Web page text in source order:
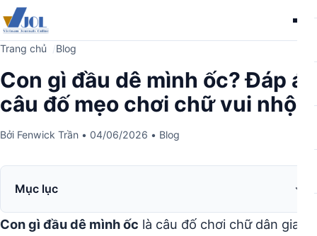
Trang chủ Blog
Con gì đầu dê mình ốc? Đáp án
câu đố mẹo chơi chữ vui nhộn
Bởi Fenwick Trần • 04/06/2026 • Blog
Mục lục
Con gì đầu dê mình ốc là câu đố chơi chữ dân gian